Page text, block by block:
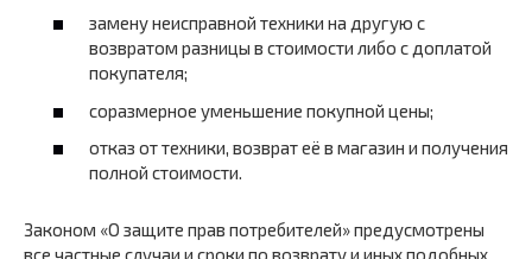
замену неисправной техники на другую с
возвратом разницы в стоимости либо с доплатой
покупателя;
соразмерное уменьшение покупной цены;
отказ от техники, возврат её в магазин и получения
полной стоимости.
Законом «О защите прав потребителей» предусмотрены
все частные случаи и сроки по возврату и иных подобных